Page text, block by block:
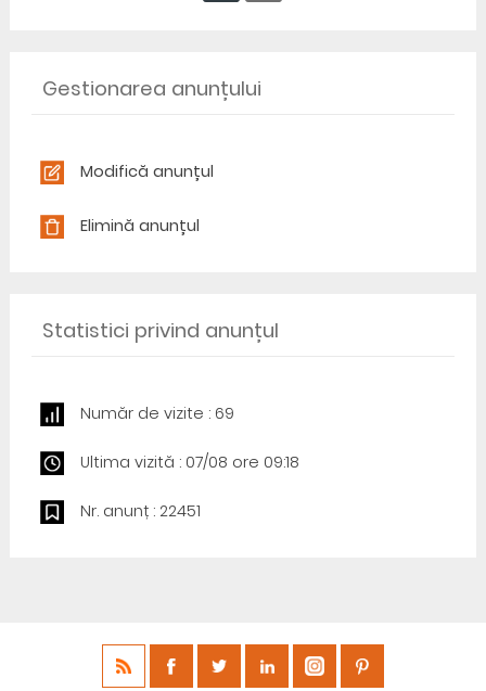
Gestionarea anunțului
Modifică anunțul
Elimină anunțul
Statistici privind anunțul
Număr de vizite : 69
Ultima vizită : 07/08 ore 09:18
Nr. anunț : 22451